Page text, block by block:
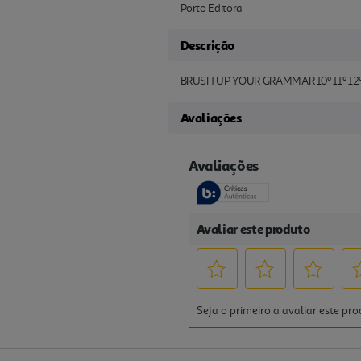
Porto Editora
Descrição
BRUSH UP YOUR GRAMMAR 10º 11º
Avaliações